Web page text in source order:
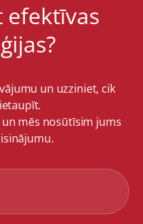
efektīvas
un uzziniet, cik
mēs nosūtīsim jums